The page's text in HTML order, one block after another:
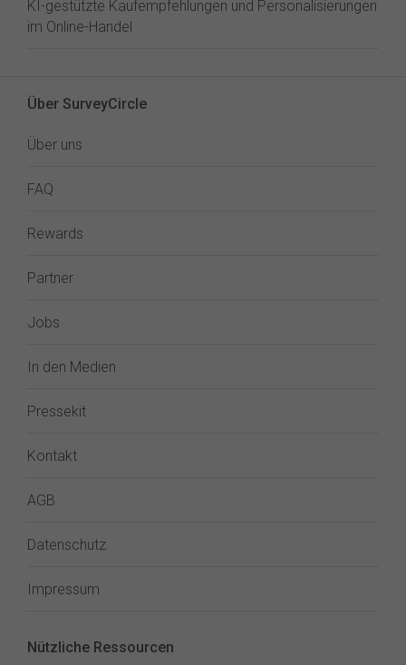
KI-gestützte Kaufempfehlungen und Personalisierungen
im Online-Handel
Über SurveyCircle
Über uns
FAQ
Rewards
Partner
Jobs
In den Medien
Pressekit
Kontakt
AGB
Datenschutz
Impressum
Nützliche Ressourcen